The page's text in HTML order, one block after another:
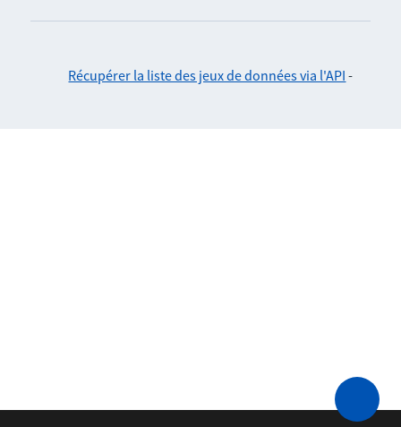
Récupérer la liste des jeux de données via l'API -